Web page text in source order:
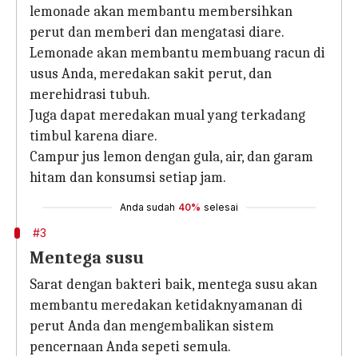
lemonade akan membantu membersihkan
perut dan memberi dan mengatasi diare.
Lemonade akan membantu membuang racun di
usus Anda, meredakan sakit perut, dan
merehidrasi tubuh.
Juga dapat meredakan mual yang terkadang
timbul karena diare.
Campur jus lemon dengan gula, air, dan garam
hitam dan konsumsi setiap jam.
Anda sudah 40% selesai
#3
Mentega susu
Sarat dengan bakteri baik, mentega susu akan
membantu meredakan ketidaknyamanan di
perut Anda dan mengembalikan sistem
pencernaan Anda sepeti semula.